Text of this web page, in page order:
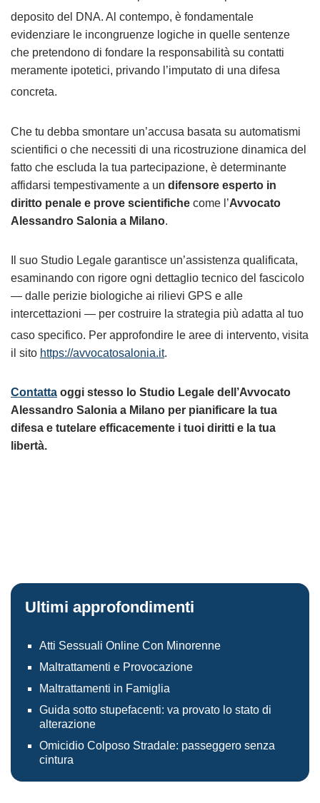
deposito del DNA. Al contempo, è fondamentale
evidenziare le incongruenze logiche in quelle sentenze
che pretendono di fondare la responsabilità su contatti
meramente ipotetici, privando l’imputato di una difesa
concreta.
Che tu debba smontare un’accusa basata su automatismi
scientifici o che necessiti di una ricostruzione dinamica del
fatto che escluda la tua partecipazione, è determinante
affidarsi tempestivamente a un difensore esperto in
diritto penale e prove scientifiche come l’Avvocato
Alessandro Salonia a Milano.
Il suo Studio Legale garantisce un’assistenza qualificata,
esaminando con rigore ogni dettaglio tecnico del fascicolo
— dalle perizie biologiche ai rilievi GPS e alle
intercettazioni — per costruire la strategia più adatta al tuo
caso specifico. Per approfondire le aree di intervento, visita
il sito https://avvocatosalonia.it.
Contatta oggi stesso lo Studio Legale dell’Avvocato
Alessandro Salonia a Milano per pianificare la tua
difesa e tutelare efficacemente i tuoi diritti e la tua
libertà.
Ultimi approfondimenti
Atti Sessuali Online Con Minorenne
Maltrattamenti e Provocazione
Maltrattamenti in Famiglia
Guida sotto stupefacenti: va provato lo stato di
alterazione
Omicidio Colposo Stradale: passeggero senza
cintura